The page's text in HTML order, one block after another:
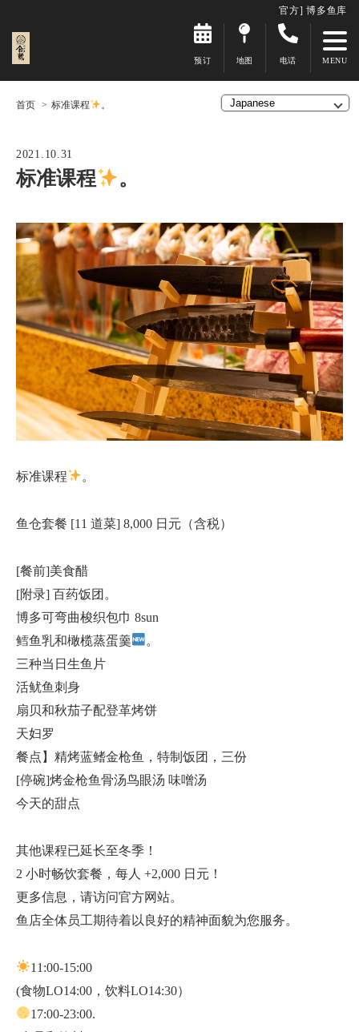
官方] 博多鱼库
预订 地图 电话
首页 标准课程 。
2021.10.31
标准课程 。
标准课程 。
鱼仓套餐 [11 道菜] 8,000 日元（含税）
[餐前]美食醋
[附录] 百药饭团。
博多可弯曲梭织包巾 8sun
鳕鱼乳和橄榄蒸蛋羹
。
三种当日生鱼片
活鱿鱼刺身
扇贝和秋茄子配登革烤饼
天妇罗
餐点】精烤蓝鳍金枪鱼，特制饭团，三份
[停碗]烤金枪鱼骨汤鸟眼汤 味噌汤
今天的甜点
其他课程已延长至冬季！
2 小时畅饮套餐，每人 +2,000 日元！
更多信息，请访问官方网站。
鱼店全体员工期待着以良好的精神面貌为您服务。
11:00-15:00
(食物LO14:00，饮料LO14:30）
17:00-23:00.